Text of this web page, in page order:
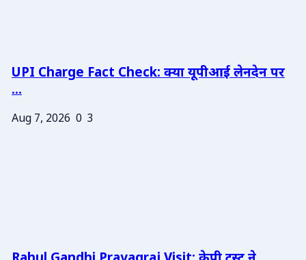
UPI Charge Fact Check: क्या यूपीआई लेनदेन पर
...
Aug 7, 2026 0 3